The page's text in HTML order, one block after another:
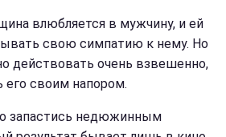
влюбляется в мужчину, и ей
свою симпатию к нему. Но
действовать очень взвешенно,
его своим напором.
запастись недюжинным